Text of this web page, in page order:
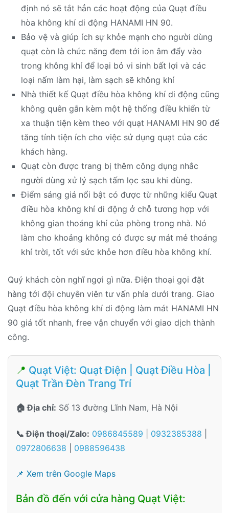
định nó sẽ tắt hẳn các hoạt động của Quạt điều
hòa không khí di động HANAMI HN 90.
Bảo vệ và giúp ích sự khỏe mạnh cho người dùng
quạt còn là chức năng đem tới ion âm đẩy vào
trong không khí để loại bỏ vi sinh bất lợi và các
loại nấm làm hại, làm sạch sẽ không khí
Nhà thiết kế Quạt điều hòa không khí di động cũng
không quên gắn kèm một hệ thống điều khiển từ
xa thuận tiện kèm theo với quạt HANAMI HN 90 để
tăng tính tiện ích cho việc sử dụng quạt của các
khách hàng.
Quạt còn được trang bị thêm công dụng nhắc
người dùng xử lý sạch tấm lọc sau khi dùng.
Điểm sáng giá nổi bật có được từ những kiểu Quạt
điều hòa không khí di động ở chỗ tương hợp với
không gian thoáng khí của phòng trong nhà. Nó
làm cho khoảng không có được sự mát mẻ thoáng
khí trời, tốt với sức khỏe hơn điều hòa không khí.
Quý khách còn nghĩ ngợi gì nữa. Điện thoại gọi đặt
hàng tới đội chuyên viên tư vấn phía dưới trang. Giao
Quạt điều hòa không khí di động làm mát HANAMI HN
90 giá tốt nhanh, free vận chuyển với giao dịch thành
công.
📍 Quạt Việt: Quạt Điện | Quạt Điều Hòa |
Quạt Trần Đèn Trang Trí
🏠 Địa chỉ: Số 13 đường Lĩnh Nam, Hà Nội
📞 Điện thoại/Zalo: 0986845589 0932385388
0972806638
0988596438
📌 Xem trên Google Maps
Bản đồ đến với cửa hàng Quạt Việt: